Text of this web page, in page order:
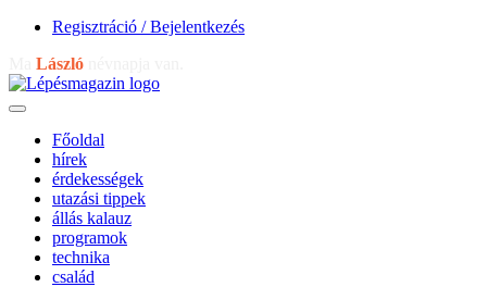
Regisztráció / Bejelentkezés
László
Főoldal
hírek
érdekességek
utazási tippek
állás kalauz
programok
technika
család